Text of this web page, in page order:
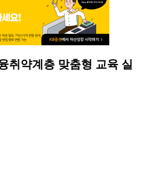
취약계층 맞춤형 교육 실